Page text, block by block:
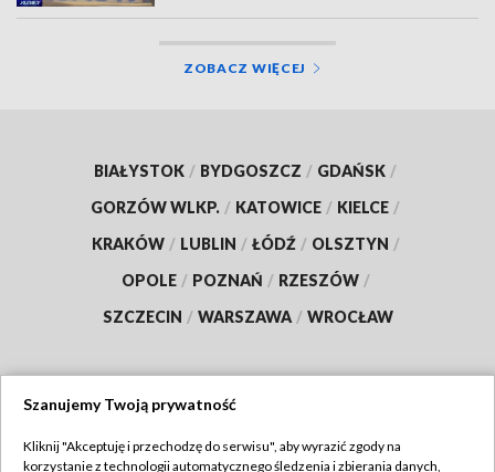
ZOBACZ WIĘCEJ
BIAŁYSTOK / BYDGOSZCZ / GDAŃSK /
GORZÓW WLKP. / KATOWICE / KIELCE /
KRAKÓW / LUBLIN / ŁÓDŹ / OLSZTYN /
OPOLE / POZNAŃ / RZESZÓW /
SZCZECIN / WARSZAWA / WROCŁAW
Szanujemy Twoją prywatność
Kliknij "Akceptuję i przechodzę do serwisu", aby wyrazić zgody na
korzystanie z technologii automatycznego śledzenia i zbierania danych,